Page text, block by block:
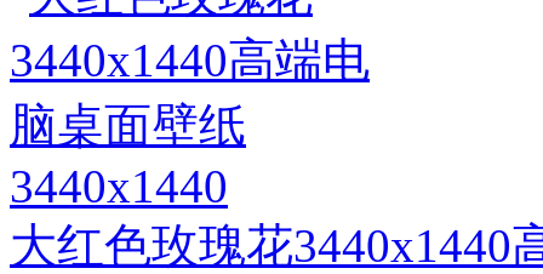
3440x1440
大红色玫瑰花3440x1440